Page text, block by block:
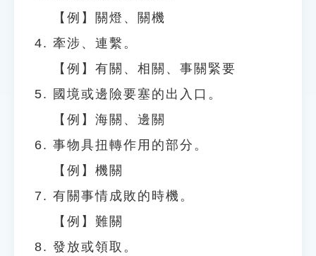
【例】關燈、關機
牽涉、連繫。
【例】有關、相關、事關緊要
國境或邊險要塞的出入口。
【例】海關、邊關
事物具扭轉作用的部分。
【例】機關
有關事情成敗的時機。
【例】難關
發放或領取。